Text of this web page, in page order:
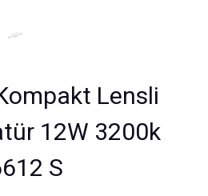
Lensli
12W 3200k
S